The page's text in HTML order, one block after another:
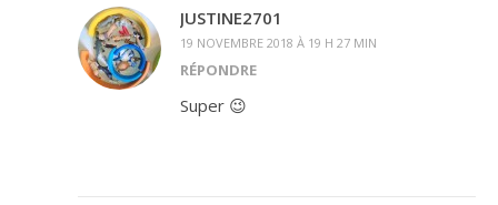
JUSTINE2701
19 NOVEMBRE 2018 À 19 H 27 MIN
RÉPONDRE
Super 😉